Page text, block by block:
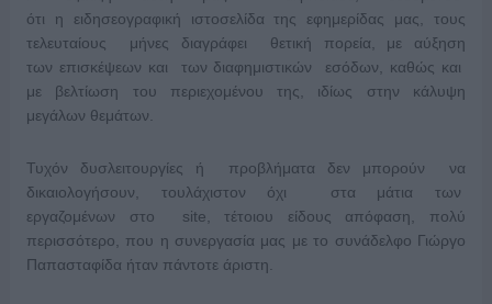
ότι η ειδησεογραφική ιστοσελίδα της εφημερίδας μας, τους
τελευταίους μήνες διαγράφει θετική πορεία, με αύξηση
των επισκέψεων και των διαφημιστικών εσόδων, καθώς και
με βελτίωση του περιεχομένου της, ιδίως στην κάλυψη
μεγάλων θεμάτων.
Τυχόν δυσλειτουργίες ή προβλήματα δεν μπορούν να
δικαιολογήσουν, τουλάχιστον όχι στα μάτια των
εργαζομένων στο site, τέτοιου είδους απόφαση, πολύ
περισσότερο, που η συνεργασία μας με το συνάδελφο Γιώργο
Παπασταφίδα ήταν πάντοτε άριστη.